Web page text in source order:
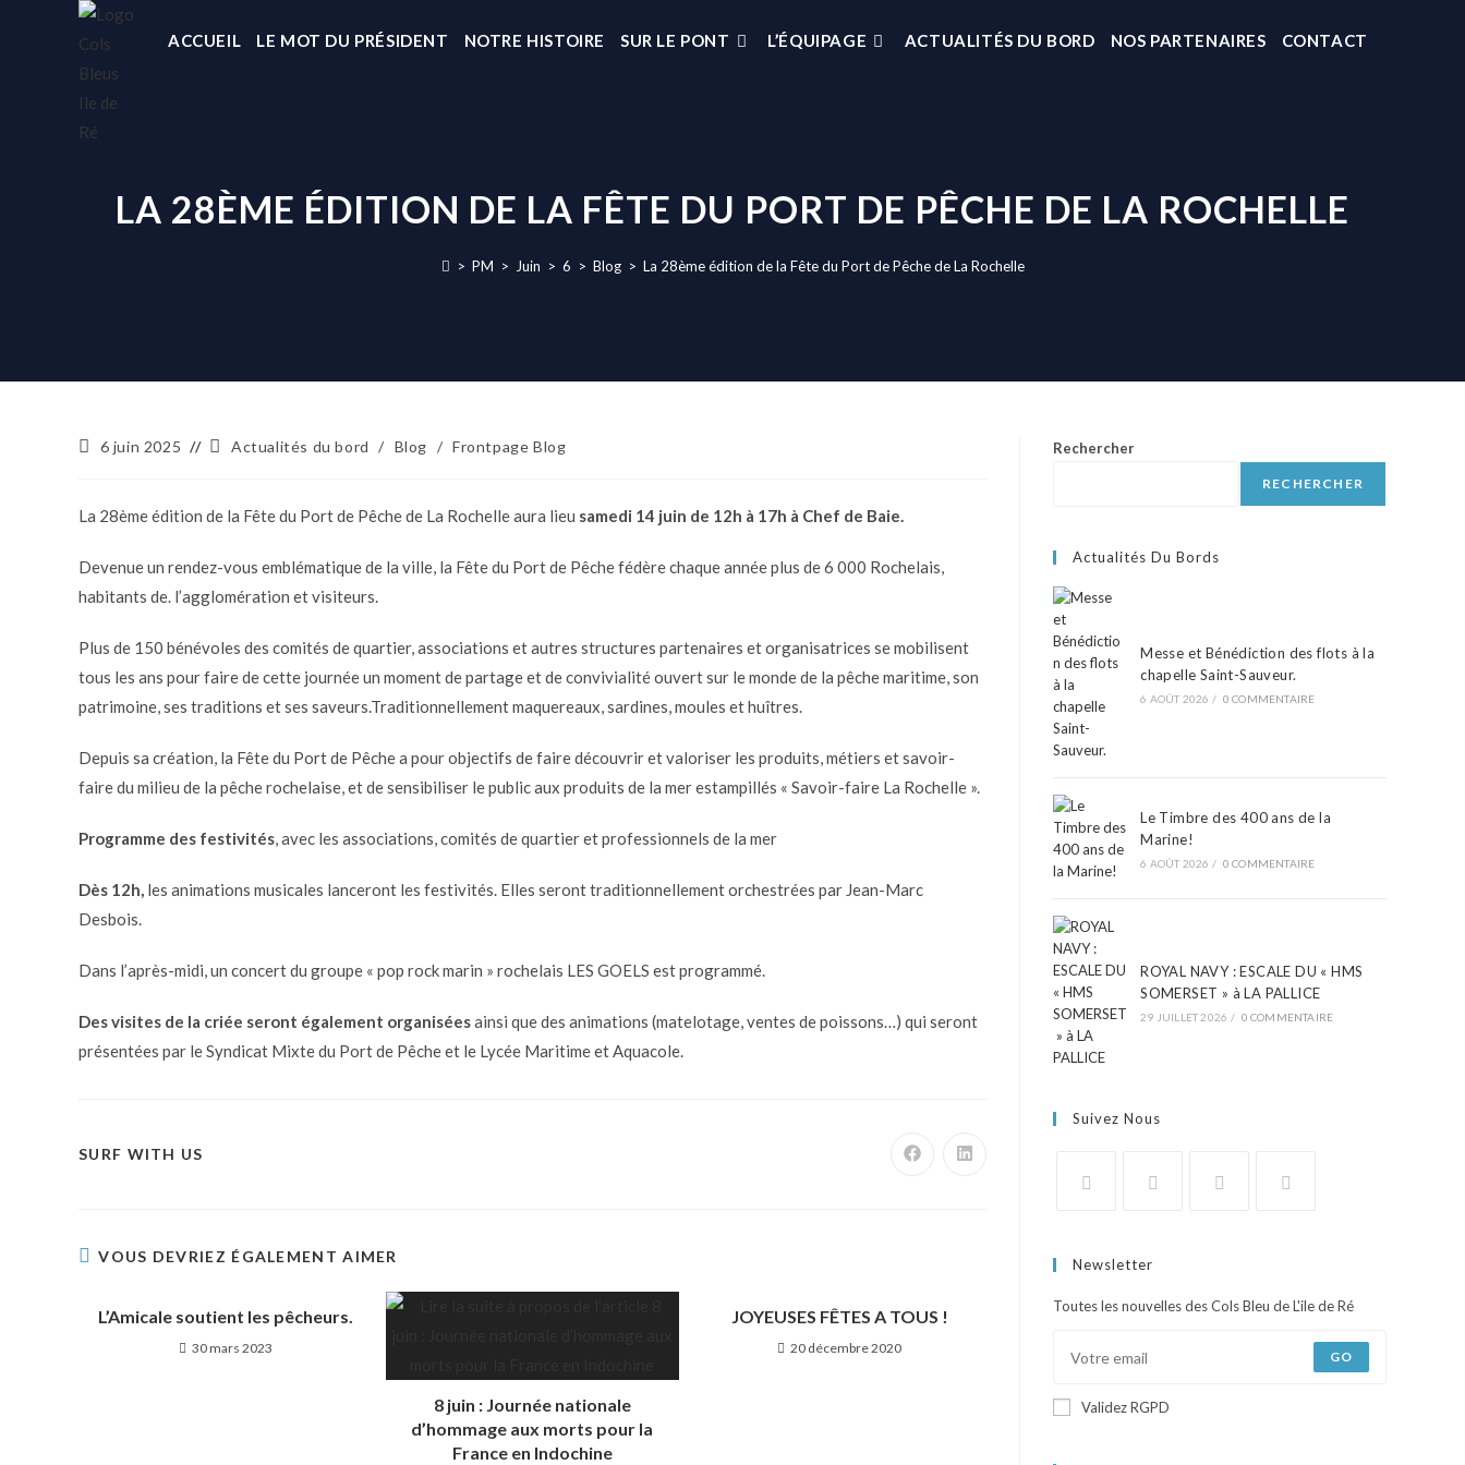
ACCUEIL LE MOT DU PRÉSIDENT NOTRE HISTOIRE SUR LE PONT L’ÉQUIPAGE ACTUALITÉS DU BORD NOS PARTENAIRES CONTACT
LA 28ÈME ÉDITION DE LA FÊTE DU PORT DE PÊCHE DE LA ROCHELLE
> PM > Juin > 6 > Blog > La 28ème édition de la Fête du Port de Pêche de La Rochelle
6 juin 2025 Actualités du bord / Blog / Frontpage Blog
La 28ème édition de la Fête du Port de Pêche de La Rochelle aura lieu samedi 14 juin de 12h à 17h à Chef de Baie.
Devenue un rendez-vous emblématique de la ville, la Fête du Port de Pêche fédère chaque année plus de 6 000 Rochelais,
habitants de. l’agglomération et visiteurs.
Plus de 150 bénévoles des comités de quartier, associations et autres structures partenaires et organisatrices se mobilisent
tous les ans pour faire de cette journée un moment de partage et de convivialité ouvert sur le monde de la pêche maritime, son
patrimoine, ses traditions et ses saveurs.Traditionnellement maquereaux, sardines, moules et huîtres.
Depuis sa création, la Fête du Port de Pêche a pour objectifs de faire découvrir et valoriser les produits, métiers et savoir-
faire du milieu de la pêche rochelaise, et de sensibiliser le public aux produits de la mer estampillés « Savoir-faire La Rochelle ».
Programme des festivités, avec les associations, comités de quartier et professionnels de la mer
Dès 12h, les animations musicales lanceront les festivités. Elles seront traditionnellement orchestrées par Jean-Marc
Desbois.
Dans l’après-midi, un concert du groupe « pop rock marin » rochelais LES GOELS est programmé.
Des visites de la criée seront également organiséesainsi que des animations (matelotage, ventes de poissons…) qui seront
présentées par le Syndicat Mixte du Port de Pêche et le Lycée Maritime et Aquacole.
SURF WITH US
VOUS DEVRIEZ ÉGALEMENT AIMER
L’Amicale soutient les pêcheurs.
30 mars 2023
8 juin : Journée nationale
d’hommage aux morts pour la
France en Indochine
JOYEUSES FÊTES A TOUS !
20 décembre 2020
Rechercher
RECHERCHER
Actualités Du Bords
Messe et Bénédiction des flots à la
chapelle Saint-Sauveur.
6 AOÛT 2026 / 0 COMMENTAIRE
Le Timbre des 400 ans de la
Marine!
6 AOÛT 2026 / 0 COMMENTAIRE
ROYAL NAVY : ESCALE DU « HMS
SOMERSET » à LA PALLICE
29 JUILLET 2026 / 0 COMMENTAIRE
Suivez Nous
Newsletter
Toutes les nouvelles des Cols Bleu de L'ile de Ré
GO
Validez RGPD